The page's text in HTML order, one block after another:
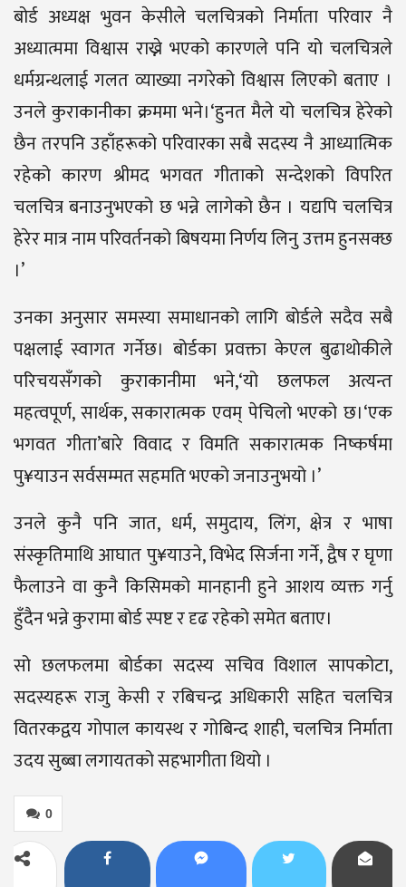
बोर्ड अध्यक्ष भुवन केसीले चलचित्रको निर्माता परिवार नै
अध्यात्ममा विश्वास राख्ने भएको कारणले पनि यो चलचित्रले
धर्मग्रन्थलाई गलत व्याख्या नगरेको विश्वास लिएको बताए ।
उनले कुराकानीका क्रममा भने।‘हुनत मैले यो चलचित्र हेरेको
छैन तरपनि उहाँहरूको परिवारका सबै सदस्य नै आध्यात्मिक
रहेको कारण श्रीमद भगवत गीताको सन्देशको विपरित
चलचित्र बनाउनुभएको छ भन्ने लागेको छैन । यद्यपि चलचित्र
हेरेर मात्र नाम परिवर्तनको बिषयमा निर्णय लिनु उत्तम हुनसक्छ
।’
उनका अनुसार समस्या समाधानको लागि बोर्डले सदैव सबै
पक्षलाई स्वागत गर्नेछ। बोर्डका प्रवक्ता केएल बुढाथोकीले
परिचयसँगको कुराकानीमा भने,‘यो छलफल अत्यन्त
महत्वपूर्ण, सार्थक, सकारात्मक एवम् पेचिलो भएको छ।‘एक
भगवत गीता’बारे विवाद र विमति सकारात्मक निष्कर्षमा
पु¥याउन सर्वसम्मत सहमति भएको जनाउनुभयो ।’
उनले कुनै पनि जात, धर्म, समुदाय, लिंग, क्षेत्र र भाषा
संस्कृतिमाथि आघात पु¥याउने, विभेद सिर्जना गर्ने, द्वैष र घृणा
फैलाउने वा कुनै किसिमको मानहानी हुने आशय व्यक्त गर्नु
हुँदैन भन्ने कुरामा बोर्ड स्पष्ट र दृढ रहेको समेत बताए।
सो छलफलमा बोर्डका सदस्य सचिव विशाल सापकोटा,
सदस्यहरू राजु केसी र रबिचन्द्र अधिकारी सहित चलचित्र
वितरकद्वय गोपाल कायस्थ र गोबिन्द शाही, चलचित्र निर्माता
उदय सुब्बा लगायतको सहभागीता थियो ।
0